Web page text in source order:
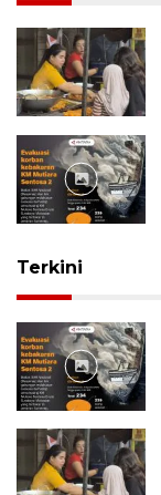
Terkini